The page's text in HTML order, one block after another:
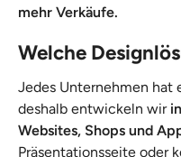
mehr Verkäufe.
Welche
Jedes Unternehmen hat
deshalb entwickeln wir
Websites, Shops und
Präsentationsseite oder